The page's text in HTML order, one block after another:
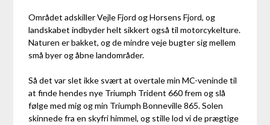
Området adskiller Vejle Fjord og Horsens Fjord, og
landskabet indbyder helt sikkert også til motorcykelture.
Naturen er bakket, og de mindre veje bugter sig mellem
små byer og åbne landområder.
Så det var slet ikke svært at overtale min MC-veninde til
at finde hendes nye Triumph Trident 660 frem og slå
følge med mig og min Triumph Bonneville 865. Solen
skinnede fra en skyfri himmel, og stille lod vi de prægtige